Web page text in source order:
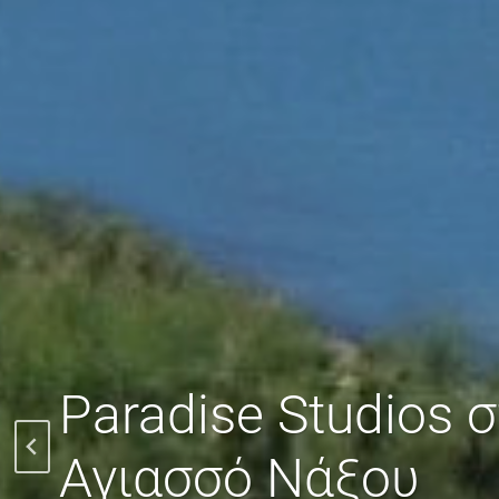
Paradise Studios
Αγιασσό Νάξου
Η μαγευτική
Αγιασσού